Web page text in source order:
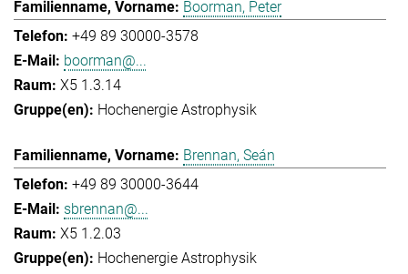
Boorman, Peter
+49 89 30000-3578
boorman@...
X5 1.3.14
Hochenergie Astrophysik
Brennan, Seán
+49 89 30000-3644
sbrennan@...
X5 1.2.03
Hochenergie Astrophysik